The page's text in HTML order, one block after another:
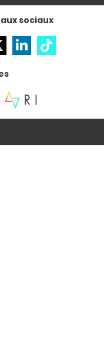
sociaux